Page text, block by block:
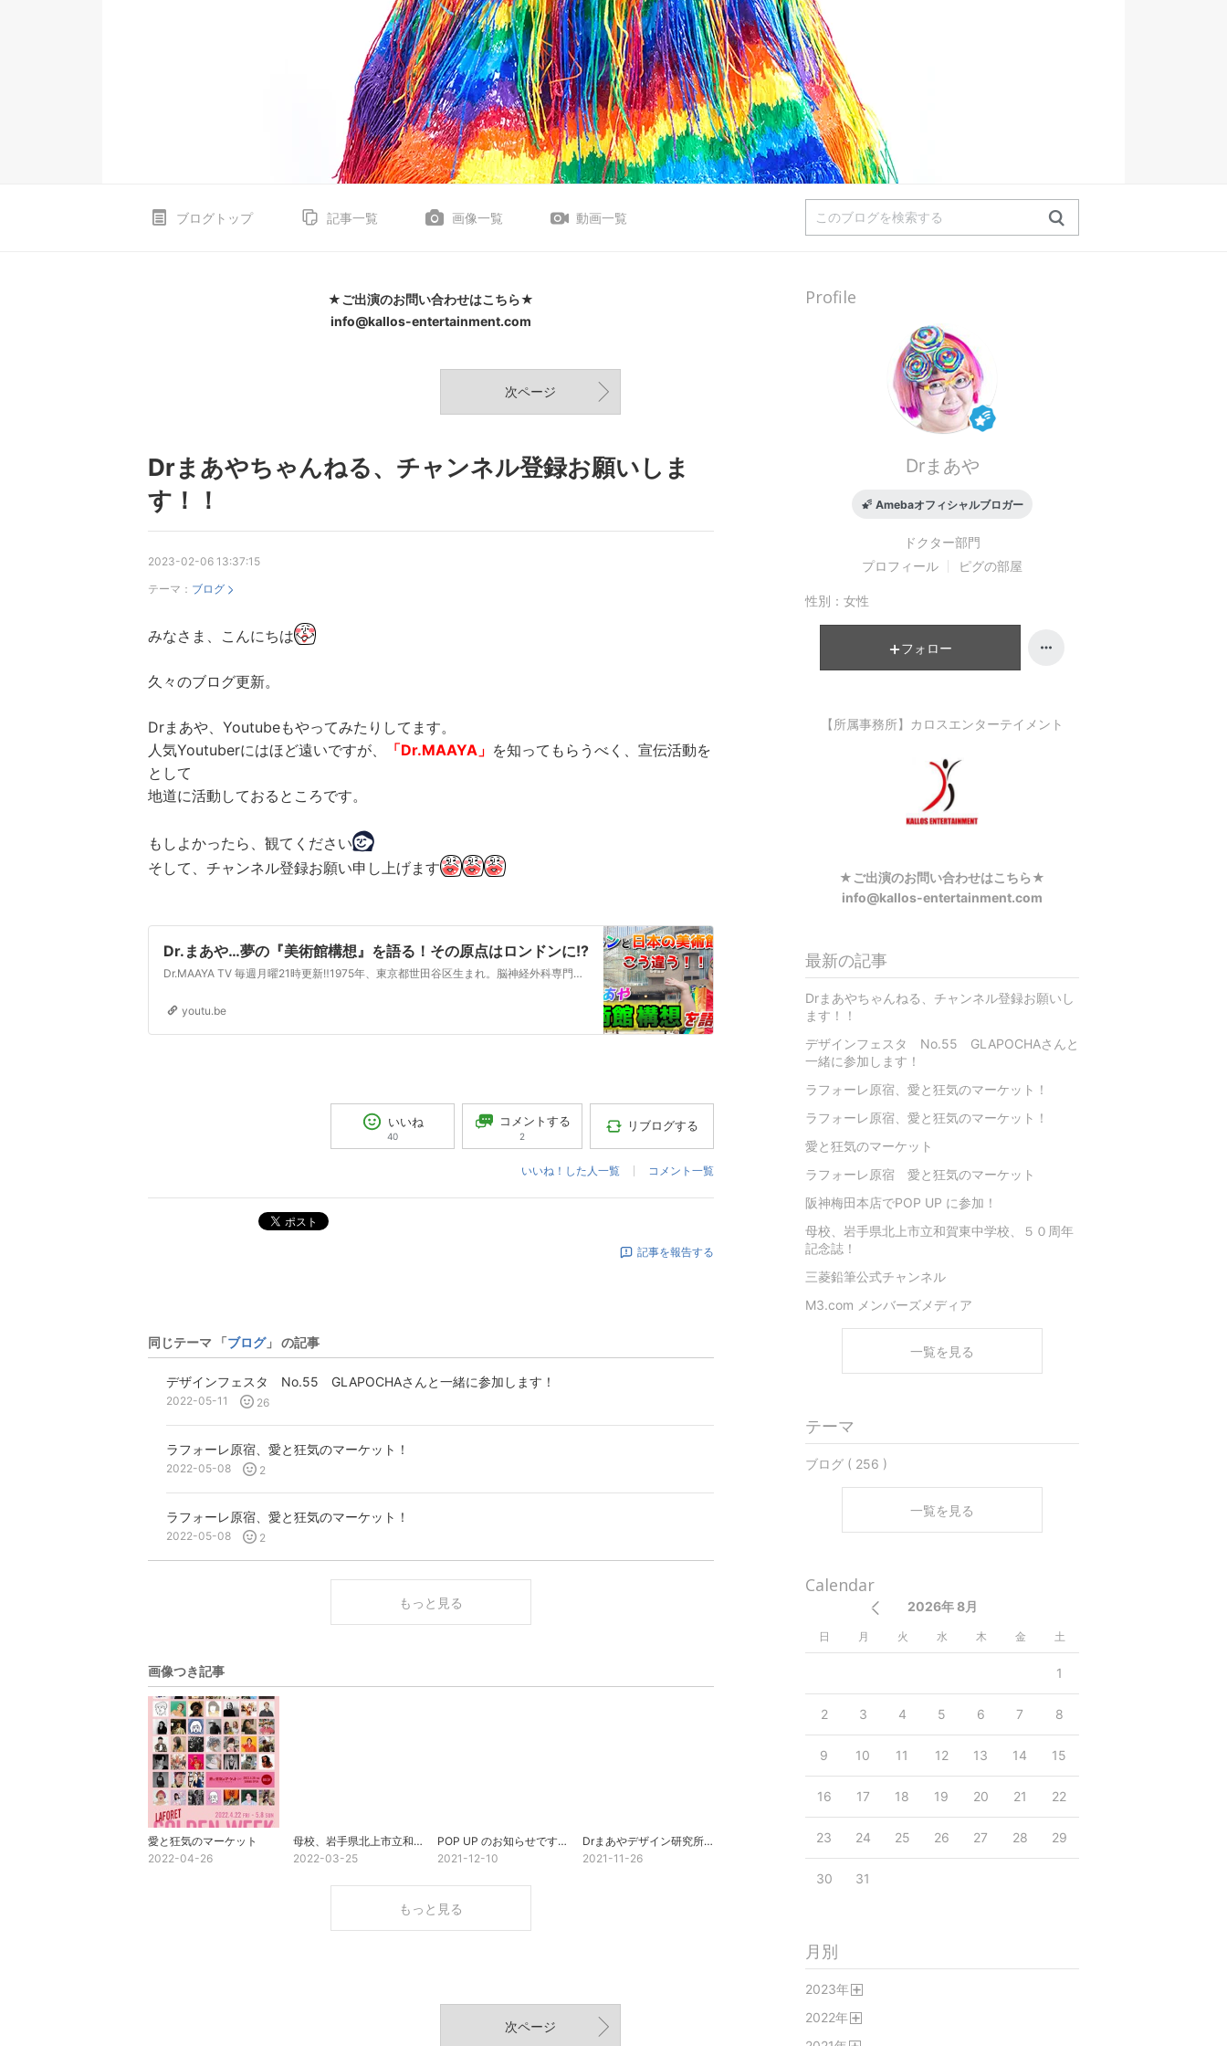
ブログトップ 記事一覧 画像一覧 動画一覧
★ご出演のお問い合わせはこちら★
info@kallos-entertainment.com
次ページ
Drまあやちゃんねる、チャンネル登録お願いしま
す！！
2023-02-06 13:37:15
テーマ： ブログ
みなさま、こんにちは
久々のブログ更新。
Drまあや、Youtubeもやってみたりしてます。
人気Youtuberにはほど遠いですが、
「Dr.MAAYA」 を知ってもらうべく、宣伝活動を
として
地道に活動しておるところです。
もしよかったら、観てください
そして、チャンネル登録お願い申し上げます
Dr.まあや…夢の『美術館構想』を語る！その原点はロンドンに!?
Dr.MAAYA TV 毎週月曜21時更新‼︎1975年、東京都世田谷区生まれ。脳神経外科専門医でありファッションデザイナー。2000年、岩手医科大学医学部卒業後、慶應義塾大学外科学教室脳神経外科に入局し、脳神経外科医として勤務。2009年、日本外国語専門学校海外芸術大学留学科に入学し、翌年からセントラル・セント...
youtu.be
いいね
40
コメントする
2
リブログする
いいね！した人一覧 コメント一覧
ポスト
記事を報告する
同じテーマ 「ブログ」 の記事
デザインフェスタ No.55 GLAPOCHAさんと一緒に参加します！
2022-05-11 26
ラフォーレ原宿、愛と狂気のマーケット！
2022-05-08 2
ラフォーレ原宿、愛と狂気のマーケット！
2022-05-08 2
もっと見る
画像つき記事
愛と狂気のマーケット
2022-04-26
母校、岩手県北上市立和賀東中学校、５０周年記念誌！
2022-03-25
POP UP のお知らせです。
2021-12-10
Drまあやデザイン研究所 小物新作販売！
2021-11-26
もっと見る
次ページ
Profile
Drまあや
Amebaオフィシャルブロガー
ドクター部門
プロフィール
ピグの部屋
性別： 女性
フォロー
【所属事務所】カロスエンターテイメント
★ご出演のお問い合わせはこちら★
info@kallos-entertainment.com
最新の記事
Drまあやちゃんねる、チャンネル登録お願いし
ます！！
デザインフェスタ No.55 GLAPOCHAさんと
一緒に参加します！
ラフォーレ原宿、愛と狂気のマーケット！
ラフォーレ原宿、愛と狂気のマーケット！
愛と狂気のマーケット
ラフォーレ原宿 愛と狂気のマーケット
阪神梅田本店でPOP UP に参加！
母校、岩手県北上市立和賀東中学校、５０周年
記念誌！
三菱鉛筆公式チャンネル
M3.com メンバーズメディア
一覧を見る
テーマ
ブログ ( 256 )
一覧を見る
Calendar
2026年 8月
日 月 火 水 木 金 土
1
2 3 4 5 6 7 8
9 10 11 12 13 14 15
16 17 18 19 20 21 22
23 24 25 26 27 28 29
30 31
月別
2023年
2022年